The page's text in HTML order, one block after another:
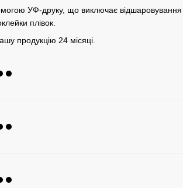
УФ-друку, що виключає відшаровування
плівок.
продукцію 24 місяці.